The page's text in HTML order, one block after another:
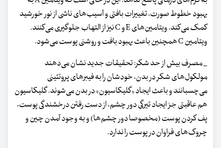
بهبود خطوط صورت، تغییرات بافتی و آسیب‌های ناشی از نور خورشید
کمک می‌کند. ویتامین‌های E و C نیز از التهاب جلوگیری می‌کنند.
ویتامین C همچنین باعث بهبود بافت و روشنی پوست می‌شود.
_ مصرف بیش از حد شکر: تحقیقات جدید نشان می‌دهند
مولکول‌های شکر در بدن، خودشان را به فیبرهای پروتئینی
می‌چسبانند و باعث ایجاد «گلیکاسیون» در بدن می‌شوند. گلیکاسیون
هم عاقبتی جز ایجاد تیرگی دور چشم، از دست رفتن درخشندگی پوست،
پف کردن پوست (مخصوصا دور چشم‌ها) و به وجود آمدن چین ‌و
چروک‌های فراوان در پوست را ندارد.